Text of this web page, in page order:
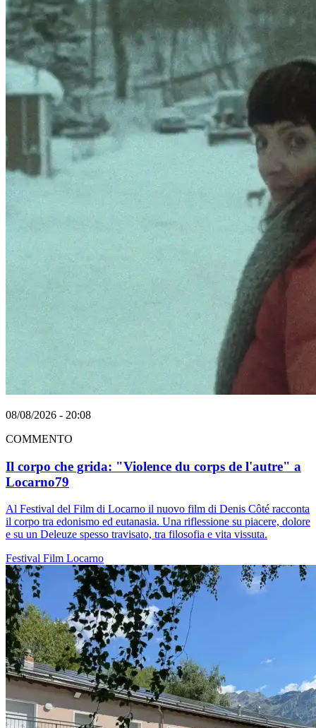
08/08/2026 - 20:08
COMMENTO
Il corpo che grida: "Violence du corps de l'autre" a
Locarno79
Al Festival del Film di Locarno il nuovo film di Denis Côté racconta
il corpo tra edonismo ed eutanasia. Una riflessione su piacere, dolore
e su un Deleuze spesso travisato, tra filosofia e vita vissuta.
Festival Film Locarno